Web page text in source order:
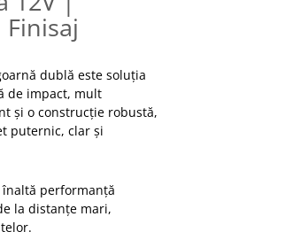
dublă este soluția
de impact, mult
și o construcție robustă,
puternic, clar și
performanță
la distanțe mari,